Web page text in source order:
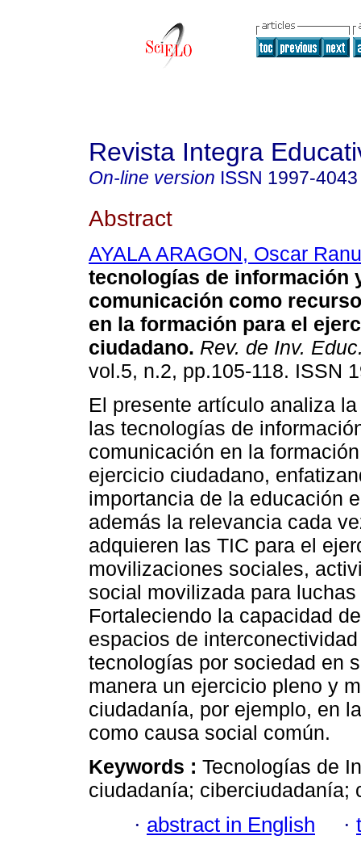
Revista Integra
On-line version ISSN 1997-4043
Abstract
AYALA ARAGON, Oscar
tecnologías de información
comunicación como
en la formación para el
ciudadano. Rev. de Inv.
vol.5, n.2, pp.105-118. ISSN
El presente artículo analiza
las tecnologías de
comunicación en la
ejercicio ciudadano,
importancia de la educación
además la relevancia cada
adquieren las TIC para el
movilizaciones sociales,
social movilizada para
Fortaleciendo la capacidad
espacios de
tecnologías por sociedad en
manera un ejercicio pleno y
ciudadanía, por ejemplo, en
como causa social común.
Keywords : Tecnologías de
ciudadanía; ciberciudadanía;
· abstract in English ·